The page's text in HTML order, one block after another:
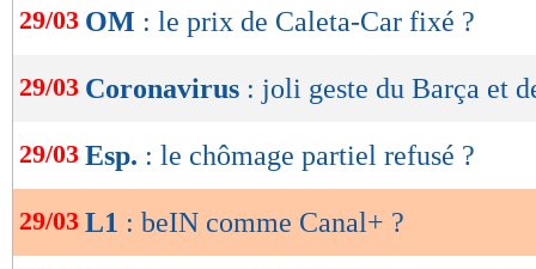
de
OK
29/03 OM : le prix de Caleta-Car fixé ?
29/03 Coronavirus : joli geste du Barça et
29/03 Esp. : le chômage partiel refusé ?
29/03 L1 : beIN comme Canal+ ?